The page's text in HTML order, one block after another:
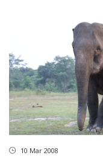
10 Mar 2008